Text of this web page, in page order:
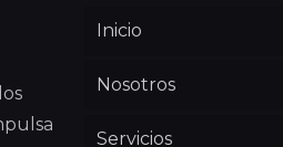
Inicio
Nosotros
Servicios